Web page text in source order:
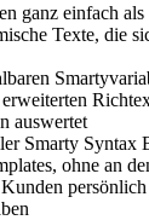
ganz einfach
Texte, die
auswertet
Smarty Syntax
ohne an